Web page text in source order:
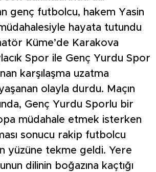
genç futbolcu, hakem Yasin
müdahalesiyle hayata tutundu
Küme’de Karakova
Spor ile Genç Yurdu Spor
karşılaşma uzatma
olayla durdu. Maçın
Genç Yurdu Sporlu bir
müdahale etmek isterken
sonucu rakip futbolcu
yüzüne tekme geldi. Yere
dilinin boğazına kaçtığı